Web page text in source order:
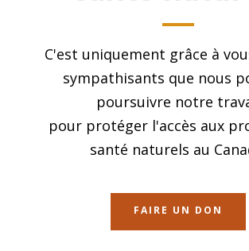
C'est uniquement grâce à
sympathisants que nous
poursuivre notre
pour protéger l'accès aux
santé naturels au
FAIRE UN DON